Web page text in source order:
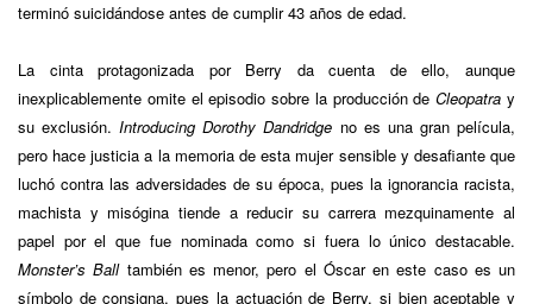
terminó suicidándose antes de cumplir 43 años de edad.
La cinta protagonizada por Berry da cuenta de ello, aunque
inexplicablemente omite el episodio sobre la producción deCleopatra y
su exclusión.Introducing Dorothy Dandridge no es una gran película,
pero hace justicia a la memoria de esta mujer sensible y desafiante que
luchó contra las adversidades de su época, pues la ignorancia racista,
machista y misógina tiende a reducir su carrera mezquinamente al
papel por el que fue nominada como si fuera lo único destacable.
Monster’s Balltambién es menor, pero el Óscar en este caso es un
símbolo de consigna, pues la actuación de Berry, si bien aceptable y